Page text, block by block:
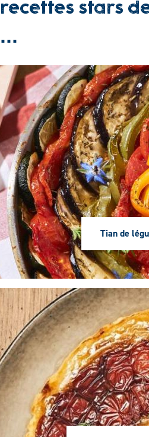
titre
recettes stars
Titre
...
Composition
visuel
Deuxième
image
Première
image
Tian de